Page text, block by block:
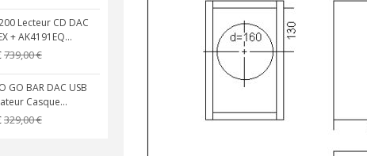
Lecteur CD DAC
+ AK4191EQ...
739,00 €
GO BAR DAC USB
Casque...
329,00 €
AUDIOPHONICS DA-S250NC
Amplificateur Intégré...
649,00 €
FOSI AUDIO CA30
Amplificateur 4 Voies pour...